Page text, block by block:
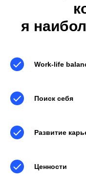
я
Work-life
Поиск себя
Развитие
Ценности